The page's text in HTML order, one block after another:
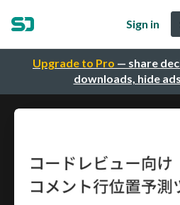
Upgrade to Pro — share
downloads, hide
Sign in